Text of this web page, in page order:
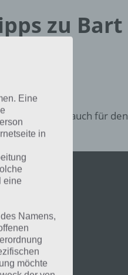
zu Bart
weiterhin auch für den
Eine
in
eine
Namens,
möchte